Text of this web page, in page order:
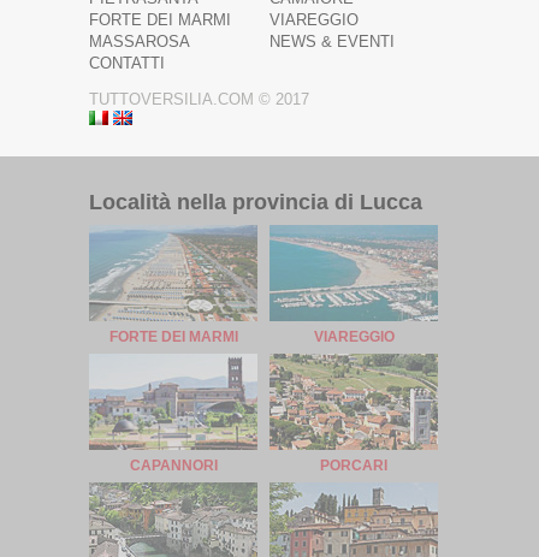
FORTE DEI MARMI
VIAREGGIO
MASSAROSA
NEWS & EVENTI
CONTATTI
TUTTOVERSILIA.COM © 2017
Località nella provincia di Lucca
FORTE DEI MARMI VIAREGGIO
CAPANNORI PORCARI